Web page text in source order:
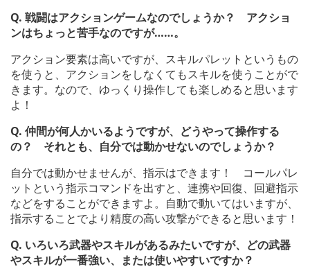
Q. 戦闘はアクションゲームなのでしょうか？ アクショ
ンはちょっと苦手なのですが……。
アクション要素は高いですが、スキルパレットというもの
を使うと、アクションをしなくてもスキルを使うことがで
きます。なので、ゆっくり操作しても楽しめると思います
よ！
Q. 仲間が何人かいるようですが、どうやって操作する
の？ それとも、自分では動かせないのでしょうか？
自分では動かせませんが、指示はできます！ コールパレ
ットという指示コマンドを出すと、連携や回復、回避指示
などをすることができますよ。自動で動いてはいますが、
指示することでより精度の高い攻撃ができると思います！
Q. いろいろ武器やスキルがあるみたいですが、どの武器
やスキルが一番強い、または使いやすいですか？